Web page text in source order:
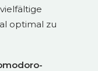
optimal zu